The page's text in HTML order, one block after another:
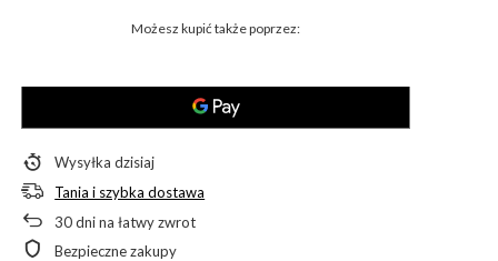
Możesz kupić także poprzez:
Wysyłkadzisiaj
Tania i szybka dostawa
30dni na łatwy zwrot
Bezpieczne zakupy